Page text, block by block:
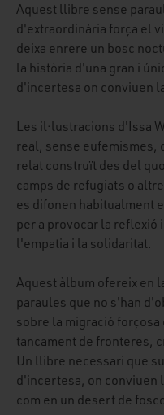
Aquest llibre sense
d'extraordinària força el
deixa enrere un bosc
la història d'una gran i
d'incertesa on conviuen
Les il·lustracions d'Issa
real, sense eufemismes,
relat construït des del
camps de refugiats o
es difonen habitualment
per a provocar la reflexió
l'empatia i la solidaritat.
Aquest àlbum ofereix en
paraules que no s'han
sobre la migració
tancament de fronteres,
Un llibre necessari que
d'incertesa, on conviuen
com en un desert de